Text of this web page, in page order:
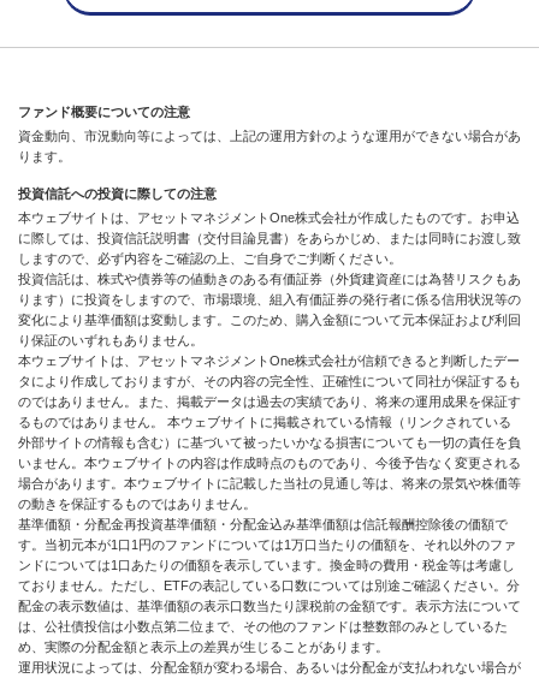
ファンド概要についての注意
資金動向、市況動向等によっては、上記の運用方針のような運用ができない場合があ
ります。
投資信託への投資に際しての注意
本ウェブサイトは、アセットマネジメントOne株式会社が作成したものです。お申込
に際しては、投資信託説明書（交付目論見書）をあらかじめ、または同時にお渡し致
しますので、必ず内容をご確認の上、ご自身でご判断ください。
投資信託は、株式や債券等の値動きのある有価証券（外貨建資産には為替リスクもあ
ります）に投資をしますので、市場環境、組入有価証券の発行者に係る信用状況等の
変化により基準価額は変動します。このため、購入金額について元本保証および利回
り保証のいずれもありません。
本ウェブサイトは、アセットマネジメントOne株式会社が信頼できると判断したデー
タにより作成しておりますが、その内容の完全性、正確性について同社が保証するも
のではありません。また、掲載データは過去の実績であり、将来の運用成果を保証す
るものではありません。 本ウェブサイトに掲載されている情報（リンクされている
外部サイトの情報も含む）に基づいて被ったいかなる損害についても一切の責任を負
いません。本ウェブサイトの内容は作成時点のものであり、今後予告なく変更される
場合があります。本ウェブサイトに記載した当社の見通し等は、将来の景気や株価等
の動きを保証するものではありません。
基準価額・分配金再投資基準価額・分配金込み基準価額は信託報酬控除後の価額で
す。当初元本が1口1円のファンドについては1万口当たりの価額を、それ以外のファ
ンドについては1口あたりの価額を表示しています。換金時の費用・税金等は考慮し
ておりません。ただし、ETFの表記している口数については別途ご確認ください。分
配金の表示数値は、基準価額の表示口数当たり課税前の金額です。表示方法について
は、公社債投信は小数点第二位まで、その他のファンドは整数部のみとしているた
め、実際の分配金額と表示上の差異が生じることがあります。
運用状況によっては、分配金額が変わる場合、あるいは分配金が支払われない場合が